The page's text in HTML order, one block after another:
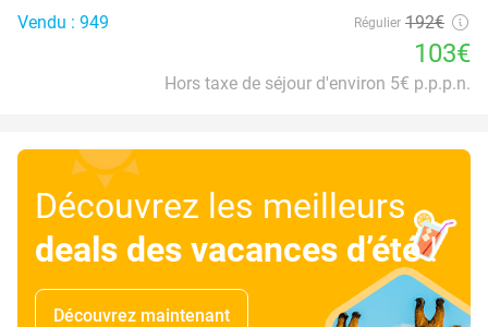
Vendu : 949
Régulier 192€
103€
Hors taxe de séjour d'environ 5€ p.p.p.n.
Découvrez les meilleurs
deals des vacances d’été!
Découvrez maintenant